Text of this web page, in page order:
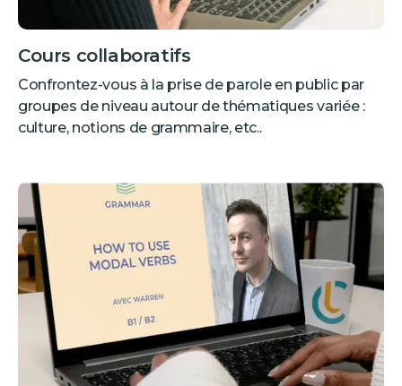
Cours collaboratifs
Confrontez-vous à la prise de parole en public par
groupes de niveau autour de thématiques variée :
culture, notions de grammaire, etc..